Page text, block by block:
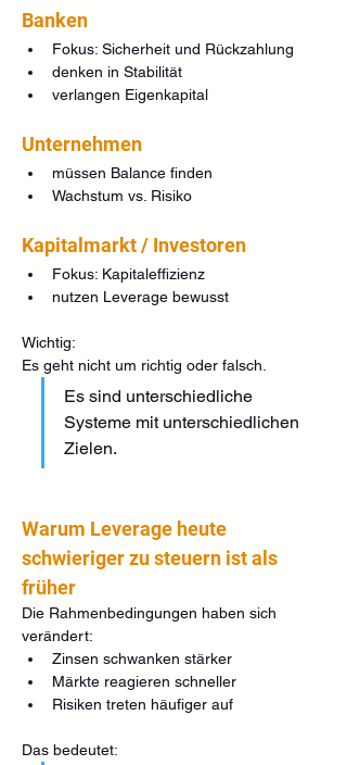
Banken
Fokus: Sicherheit und Rückzahlung
denken in Stabilität
verlangen Eigenkapital
Unternehmen
müssen Balance finden
Wachstum vs. Risiko
Kapitalmarkt / Investoren
Fokus: Kapitaleffizienz
nutzen Leverage bewusst
Wichtig:
Es geht nicht um richtig oder falsch.
Es sind unterschiedliche
Systeme mit unterschiedlichen
Zielen.
Warum Leverage heute
schwieriger zu steuern ist als
früher
Die Rahmenbedingungen haben sich
verändert:
Zinsen schwanken stärker
Märkte reagieren schneller
Risiken treten häufiger auf
Das bedeutet: